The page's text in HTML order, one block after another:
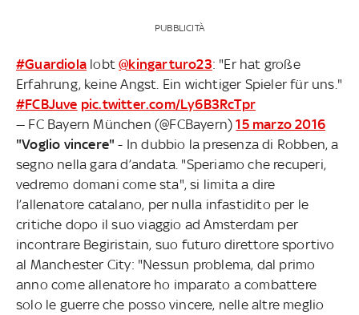
PUBBLICITÀ
#Guardiolalobt@kingarturo23: "Er hat große
Erfahrung, keine Angst. Ein wichtiger Spieler für uns."
#FCBJuve pic.twitter.com/Ly6B3RcTpr
— FC Bayern München (@FCBayern)15 marzo 2016
"Voglio vincere" - In dubbio la presenza di Robben, a
segno nella gara d’andata. "Speriamo che recuperi,
vedremo domani come sta", si limita a dire
l’allenatore catalano, per nulla infastidito per le
critiche dopo il suo viaggio ad Amsterdam per
incontrare Begiristain, suo futuro direttore sportivo
al Manchester City: "Nessun problema, dal primo
anno come allenatore ho imparato a combattere
solo le guerre che posso vincere, nelle altre meglio